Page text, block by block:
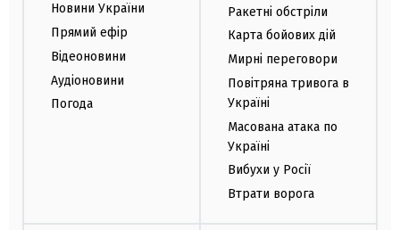
Новини України
Прямий ефір
Відеоновини
Аудіоновини
Погода
Ракетні обстріли
Карта бойових дій
Мирні переговори
Повітряна тривога в
Україні
Масована атака по
Україні
Вибухи у Росії
Втрати ворога